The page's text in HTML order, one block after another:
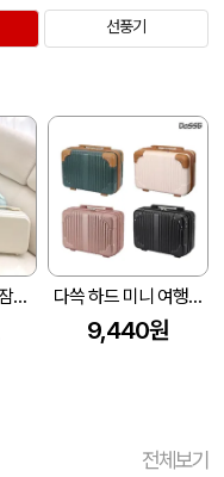
선풍기
생활더봄 안전한 잠금형 14인치 레디백 기내용 미니 캐리어 다쓱 하드 미니 여행용 기내용 캐리어 레디백 14인치
9,440원
전체보기